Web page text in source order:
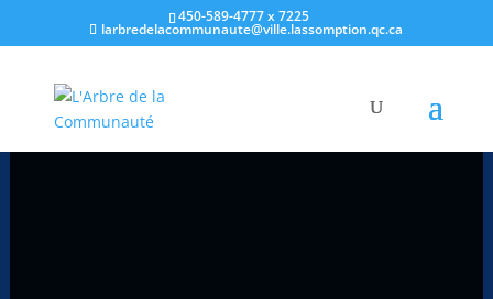
450-589-4777 x 7225
larbredelacommunaute@ville.lassomption.qc.ca
/Champ d'intérêts
/ Boule #191 Fille 7 ans – jouet –